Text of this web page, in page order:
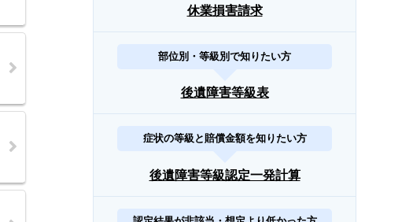
休業損害請求
部位別・等級別で知りたい方
後遺障害等級表
症状の等級と賠償金額を知りたい方
後遺障害等級認定一発計算